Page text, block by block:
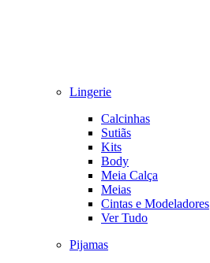
Lingerie
Calcinhas
Sutiãs
Kits
Body
Meia Calça
Meias
Cintas e Modeladores
Ver Tudo
Pijamas